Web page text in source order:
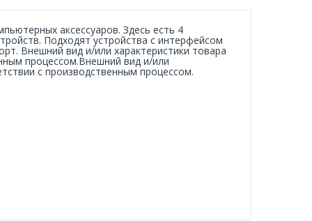
аксессуаров. Здесь есть 4
Подходят устройства с интерфейсом
Внешний вид и/или характеристики товара
процессом.Внешний вид и/или
с производственным процессом.